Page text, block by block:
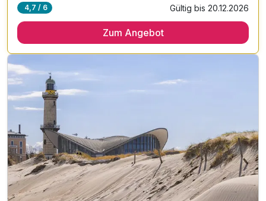
2 x reichhaltiges Frühstücksbuffet
1 x Hafenrundfahrt in Hamburg
1 x Begrüßungsgetränk
4,7 / 6 Gültig bis 20.12.2026
Zum Angebot